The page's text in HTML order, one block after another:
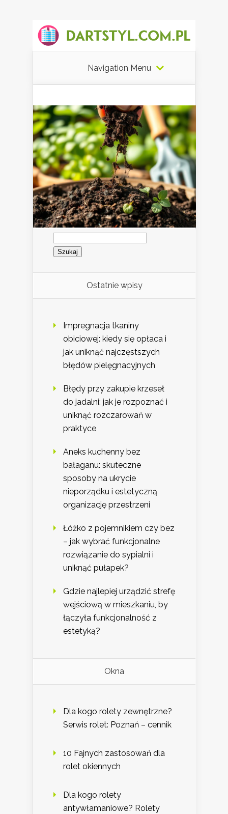
Navigation Menu
Szukaj:
Ostatnie wpisy
Impregnacja tkaniny
obiciowej: kiedy się opłaca i
jak uniknąć najczęstszych
błędów pielęgnacyjnych
Błędy przy zakupie krzeseł
do jadalni: jak je rozpoznać i
uniknąć rozczarowań w
praktyce
Aneks kuchenny bez
bałaganu: skuteczne
sposoby na ukrycie
nieporządku i estetyczną
organizację przestrzeni
Łóżko z pojemnikiem czy bez
– jak wybrać funkcjonalne
rozwiązanie do sypialni i
uniknąć pułapek?
Gdzie najlepiej urządzić strefę
wejściową w mieszkaniu, by
łączyła funkcjonalność z
estetyką?
Okna
Dla kogo rolety zewnętrzne?
Serwis rolet: Poznań – cennik
10 Fajnych zastosowań dla
rolet okiennych
Dla kogo rolety
antywłamaniowe? Rolety